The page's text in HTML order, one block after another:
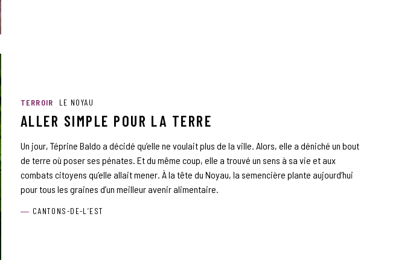
TERROIR LE NOYAU
ALLER SIMPLE POUR LA TERRE
Un jour, Téprine Baldo a décidé qu’elle ne voulait plus de la ville. Alors, elle a déniché un bout
de terre où poser ses pénates. Et du même coup, elle a trouvé un sens à sa vie et aux
combats citoyens qu’elle allait mener. À la tête du Noyau, la semencière plante aujourd’hui
pour tous les graines d’un meilleur avenir alimentaire.
CANTONS-DE-L’EST